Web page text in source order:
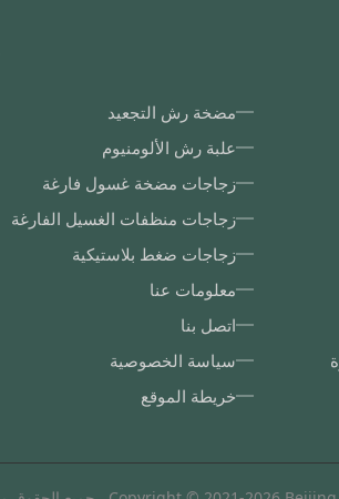
مضخة رش التجعيد
علبة رش الألومنيوم
زجاجات مضخة غسول فارغة
زجاجات منظفات الغسيل الفارغة
زجاجات ضغط بلاستيكية
معلومات عنا
اتصل بنا
سياسة الخصوصية
خريطة الموقع